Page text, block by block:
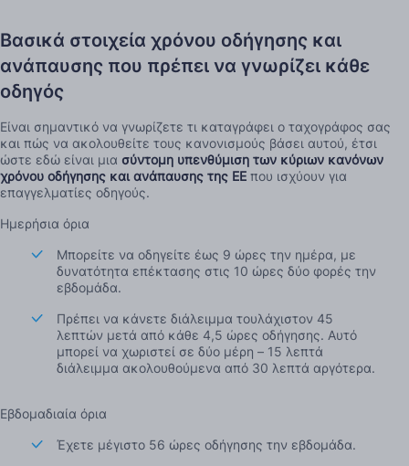
Βασικά στοιχεία χρόνου οδήγησης και
ανάπαυσης που πρέπει να γνωρίζει κάθε
οδηγός
Είναι σημαντικό να γνωρίζετε τι καταγράφει ο ταχογράφος σας
και πώς να ακολουθείτε τους κανονισμούς βάσει αυτού, έτσι
ώστε εδώ είναι μια σύντομη υπενθύμιση των κύριων κανόνων
χρόνου οδήγησης και ανάπαυσης της ΕΕ που ισχύουν για
επαγγελματίες οδηγούς.
Ημερήσια όρια
Μπορείτε να οδηγείτε έως 9 ώρες την ημέρα, με
δυνατότητα επέκτασης στις 10 ώρες δύο φορές την
εβδομάδα.
Πρέπει να κάνετε διάλειμμα τουλάχιστον 45
λεπτών μετά από κάθε 4,5 ώρες οδήγησης. Αυτό
μπορεί να χωριστεί σε δύο μέρη – 15 λεπτά
διάλειμμα ακολουθούμενα από 30 λεπτά αργότερα.
Εβδομαδιαία όρια
Έχετε μέγιστο 56 ώρες οδήγησης την εβδομάδα.